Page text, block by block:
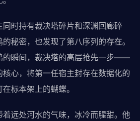
时持有裁决塔碎片和深渊回廊碎
秘密，也发现了第八序列的存在。
的瞬间，裁决塔的高层抢先一步——
心，将第一任宿主封存在数据化的
标本架上的蝴蝶。
着远处河水的气味，冰冷而腥甜。他